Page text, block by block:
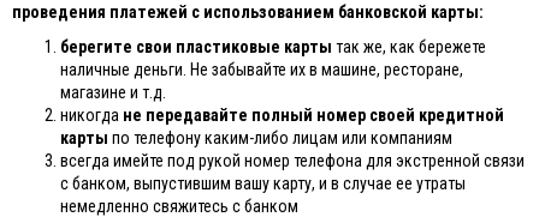
проведения платежей с использованием банковской карты:
берегите свои пластиковые карты так же, как бережете
наличные деньги. Не забывайте их в машине, ресторане,
магазине и т.д.
никогда не передавайте полный номер своей кредитной
карты по телефону каким-либо лицам или компаниям
всегда имейте под рукой номер телефона для экстренной связи
с банком, выпустившим вашу карту, и в случае ее утраты
немедленно свяжитесь с банком